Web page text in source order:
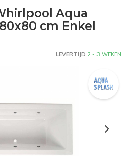
Aqua
cm Enkel
LEVERTIJD 2 - 3 WEKEN